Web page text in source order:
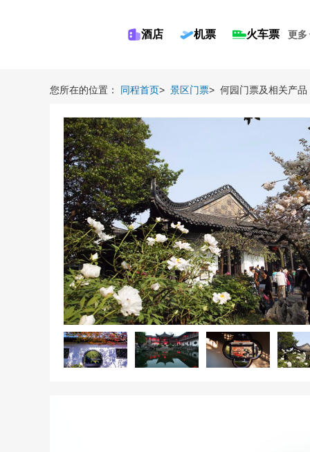
酒店 机票 火车票 更多
您所在的位置： 同程首页> 景区门票> 何园门票及相关产品